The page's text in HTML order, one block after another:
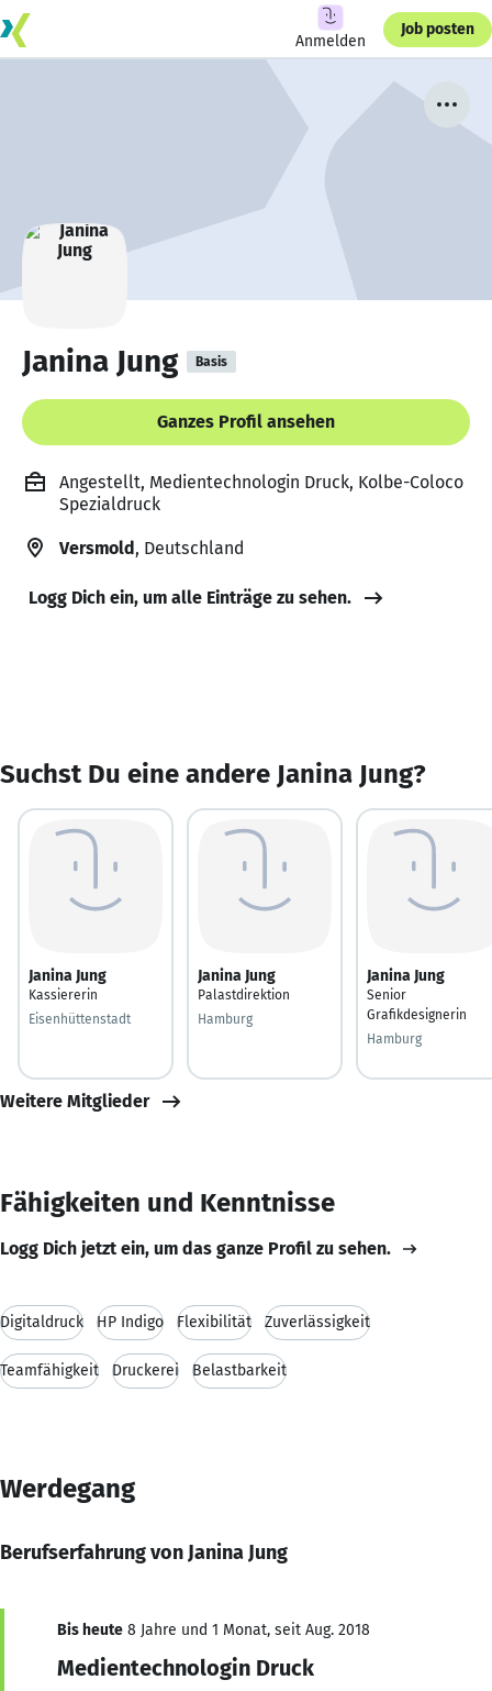
Anmelden
Job posten
Janina Jung Basis
Ganzes Profil ansehen
Angestellt, Medientechnologin Druck, Kolbe-Coloco
Spezialdruck
Versmold, Deutschland
Logg Dich ein, um alle Einträge zu sehen.
Suchst Du eine andere Janina Jung?
Janina Jung
Kassiererin
Eisenhüttenstadt
Janina Jung
Palastdirektion
Hamburg
Janina Jung
Senior
Grafikdesignerin
Hamburg
Weitere Mitglieder
Fähigkeiten und Kenntnisse
Logg Dich jetzt ein, um das ganze Profil zu sehen.
Digitaldruck HP Indigo Flexibilität Zuverlässigkeit
Teamfähigkeit Druckerei Belastbarkeit
Werdegang
Berufserfahrung von Janina Jung
Bis heute 8 Jahre und 1 Monat, seit Aug. 2018
Medientechnologin Druck